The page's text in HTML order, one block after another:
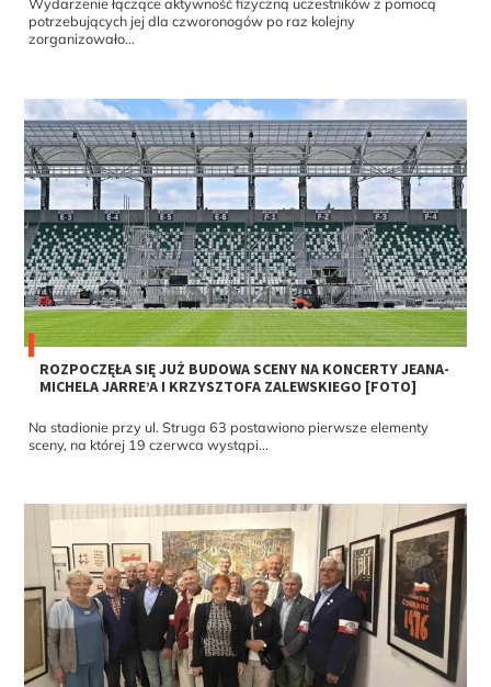
Wydarzenie łączące aktywność fizyczną uczestników z pomocą
potrzebujących jej dla czworonogów po raz kolejny
zorganizowało...
ROZPOCZĘŁA SIĘ JUŻ BUDOWA SCENY NA KONCERTY JEANA-
MICHELA JARRE’A I KRZYSZTOFA ZALEWSKIEGO [FOTO]
Na stadionie przy ul. Struga 63 postawiono pierwsze elementy
sceny, na której 19 czerwca wystąpi...